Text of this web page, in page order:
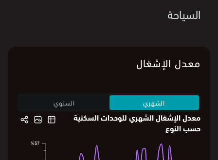
السياحة
معدل الإشغال
الشهري السنوي
معدل الإشغال الشهري للوحدات السكنية
حسب النوع
%57
%57